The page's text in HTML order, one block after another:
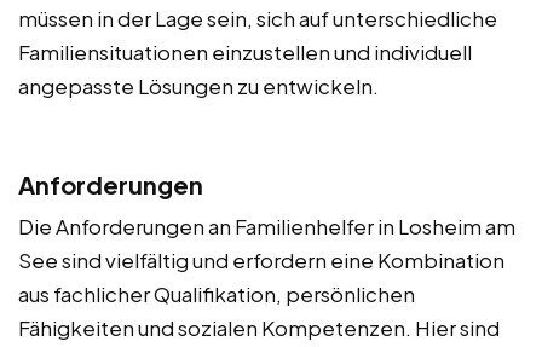
müssen in der Lage sein, sich auf unterschiedliche
Familiensituationen einzustellen und individuell
angepasste Lösungen zu entwickeln.
Anforderungen
Die Anforderungen an Familienhelfer in Losheim am
See sind vielfältig und erfordern eine Kombination
aus fachlicher Qualifikation, persönlichen
Fähigkeiten und sozialen Kompetenzen. Hier sind